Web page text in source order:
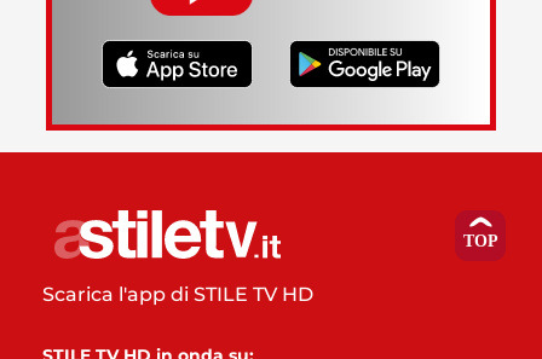
Scarica l'app di STILE TV HD